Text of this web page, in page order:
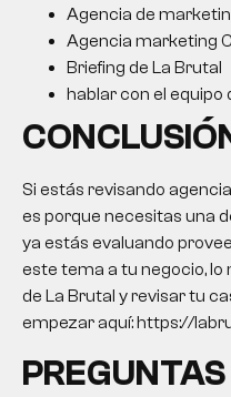
Agencia de
Agencia marketing
Briefing de La Brutal
hablar con el equipo
Si estás revisando
es porque necesitas una
ya estás evaluando
este tema a tu negocio, lo
de La Brutal y revisar tu
empezar aquí: https://